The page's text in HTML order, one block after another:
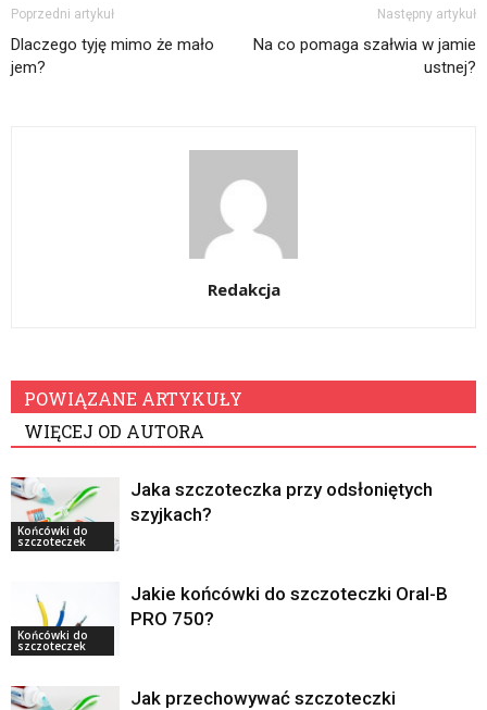
Poprzedni artykuł
Dlaczego tyję mimo że mało
jem?
Następny artykuł
Na co pomaga szałwia w jamie
ustnej?
Redakcja
POWIĄZANE ARTYKUŁY
WIĘCEJ OD AUTORA
Końcówki do
szczoteczek
Jaka szczoteczka przy odsłoniętych
szyjkach?
Końcówki do
szczoteczek
Jakie końcówki do szczoteczki Oral-B
PRO 750?
Jak przechowywać szczoteczki